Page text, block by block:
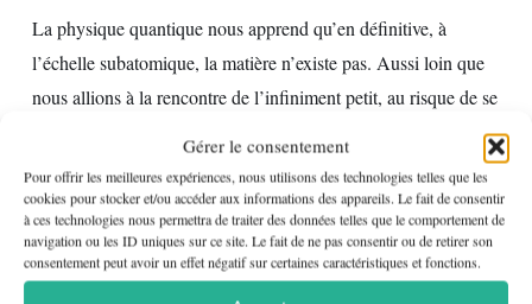
Gérer le consentement
Pour offrir les meilleures expériences, nous utilisons des technologies telles que les
cookies pour stocker et/ou accéder aux informations des appareils. Le fait de consentir
à ces technologies nous permettra de traiter des données telles que le comportement de
navigation ou les ID uniques sur ce site. Le fait de ne pas consentir ou de retirer son
consentement peut avoir un effet négatif sur certaines caractéristiques et fonctions.
La physique quantique nous apprend qu’en définitive, à
l’échelle subatomique, la matière n’existe pas. Aussi loin que
nous allions à la rencontre de l’infiniment petit, au risque de se
protons, quarks, positrons, mésons, hadrons, baryons, gluons
et tant d’autres composants dont beaucoup ne sont ni visibles
ni mesurables en dépit des techniques les plus sophistiquées,
tout n’est qu’une danse sans fin d’éléments qui n’ont le statut